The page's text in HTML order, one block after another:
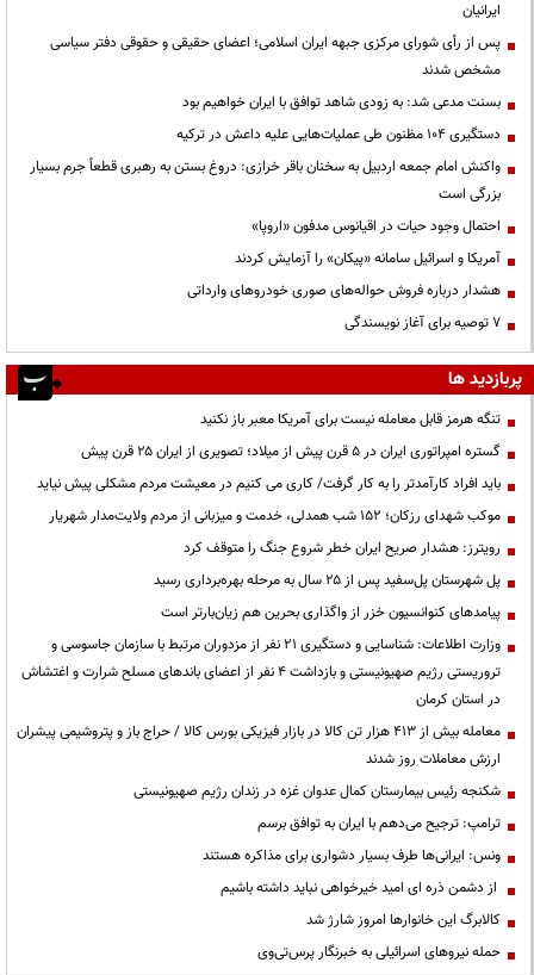
ایرانیان
پس از رأی شورای مرکزی جبهه ایران اسلامی؛ اعضای حقیقی و حقوقی دفتر سیاسی
مشخص شدند
بسنت مدعی شد: به زودی شاهد توافق با ایران خواهیم بود
دستگیری ۱۰۴ مظنون طی عملیات‌هایی علیه داعش در ترکیه
واکنش امام جمعه اردبیل به سخنان باقر خرازی: دروغ بستن به رهبری قطعاً جرم بسیار
بزرگی است
احتمال وجود حیات در اقیانوس مدفون «اروپا»
آمریکا و اسرائیل سامانه «پیکان» را آزمایش کردند
هشدار درباره فروش حواله‌های صوری خودروهای وارداتی
۷ توصیه برای آغاز نویسندگی
پربازدید ها
تنگه هرمز قابل معامله نیست برای آمریکا معبر باز نکنید
گستره امپراتوری ایران در ۵ قرن پیش از میلاد؛ تصویری از ایران ۲۵ قرن پیش
باید افراد کارآمدتر را به کار گرفت/ کاری می کنیم در معیشت مردم مشکلی پیش نیاید
موکب شهدای رزکان؛ ۱۵۲ شب همدلی، خدمت و میزبانی از مردم ولایت‌مدار شهریار
رویترز: هشدار صریح ایران خطر شروع جنگ را متوقف کرد
پل شهرستان پل‌سفید پس از ۲۵ سال به مرحله بهره‌برداری رسید
پیامدهای کنوانسیون خزر از واگذاری بحرین هم زیان‌بارتر است
وزارت اطلاعات: شناسایی و دستگیری ۲۱ نفر از مزدوران مرتبط با سازمان جاسوسی و
تروریستی رژیم صهیونیستی و بازداشت ۴ نفر از اعضای باندهای مسلح شرارت و اغتشاش
در استان کرمان
معامله بیش از ۴۱۳ هزار تن کالا در بازار فیزیکی بورس کالا / حراج باز و پتروشیمی پیشران
ارزش معاملات روز شدند
شکنجه رئیس بیمارستان کمال عدوان غزه در زندان رژیم صهیونیستی
ترامپ: ترجیح می‌دهم با ایران به توافق برسم
ونس: ایرانی‌ها طرف بسیار دشواری برای مذاکره هستند
از دشمن ذره ای امید خیرخواهی نباید داشته باشیم
کالابرگ این خانوارها امروز شارژ شد
حمله نیروهای اسرائیلی به خبرنگار پرس‌تی‌وی